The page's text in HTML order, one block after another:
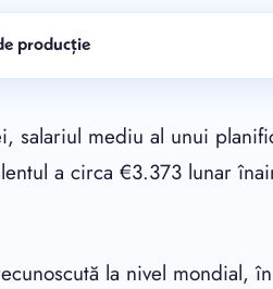
producție
salariul mediu al unui
a circa €3.373 lunar
la nivel mondial,